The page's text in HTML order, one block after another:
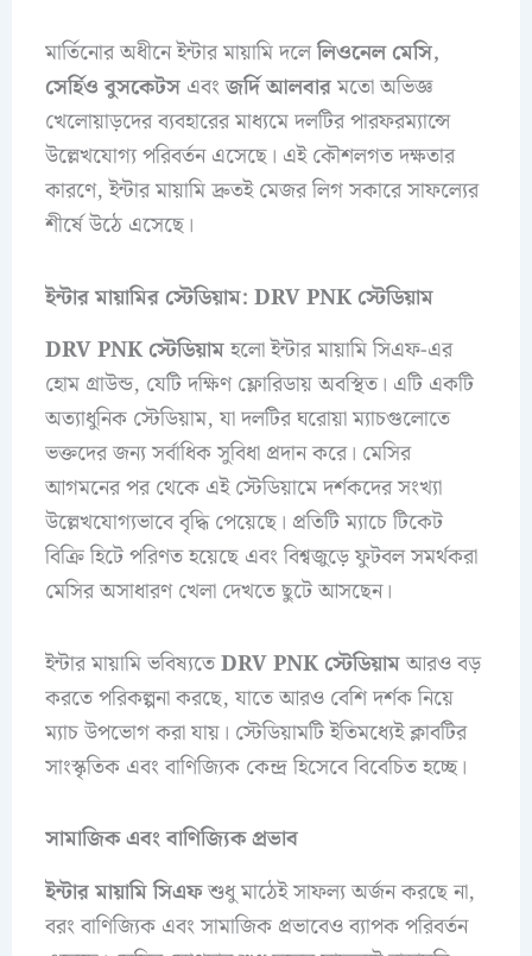
মার্তিনোর অধীনে ইন্টার মায়ামি দলেলিওনেল মেসি,
সের্হিও বুসকেটসএবংজর্দি আলবারমতো অভিজ্ঞ
খেলোয়াড়দের ব্যবহারের মাধ্যমে দলটির পারফরম্যান্সে
উল্লেখযোগ্য পরিবর্তন এসেছে। এই কৌশলগত দক্ষতার
কারণে, ইন্টার মায়ামি দ্রুতই মেজর লিগ সকারে সাফল্যের
শীর্ষে উঠে এসেছে।
ইন্টার মায়ামির স্টেডিয়াম: DRV PNK স্টেডিয়াম
DRV PNK স্টেডিয়ামহলো ইন্টার মায়ামি সিএফ-এর
হোম গ্রাউন্ড, যেটি দক্ষিণ ফ্লোরিডায় অবস্থিত। এটি একটি
অত্যাধুনিক স্টেডিয়াম, যা দলটির ঘরোয়া ম্যাচগুলোতে
ভক্তদের জন্য সর্বাধিক সুবিধা প্রদান করে। মেসির
আগমনের পর থেকে এই স্টেডিয়ামে দর্শকদের সংখ্যা
উল্লেখযোগ্যভাবে বৃদ্ধি পেয়েছে। প্রতিটি ম্যাচে টিকেট
বিক্রি হিটে পরিণত হয়েছে এবং বিশ্বজুড়ে ফুটবল সমর্থকরা
মেসির অসাধারণ খেলা দেখতে ছুটে আসছেন।
ইন্টার মায়ামি ভবিষ্যতেDRV PNK স্টেডিয়ামআরও বড়
করতে পরিকল্পনা করছে, যাতে আরও বেশি দর্শক নিয়ে
ম্যাচ উপভোগ করা যায়। স্টেডিয়ামটি ইতিমধ্যেই ক্লাবটির
সাংস্কৃতিক এবং বাণিজ্যিক কেন্দ্র হিসেবে বিবেচিত হচ্ছে।
সামাজিক এবং বাণিজ্যিক প্রভাব
ইন্টার মায়ামি সিএফশুধু মাঠেই সাফল্য অর্জন করছে না,
বরং বাণিজ্যিক এবং সামাজিক প্রভাবেও ব্যাপক পরিবর্তন